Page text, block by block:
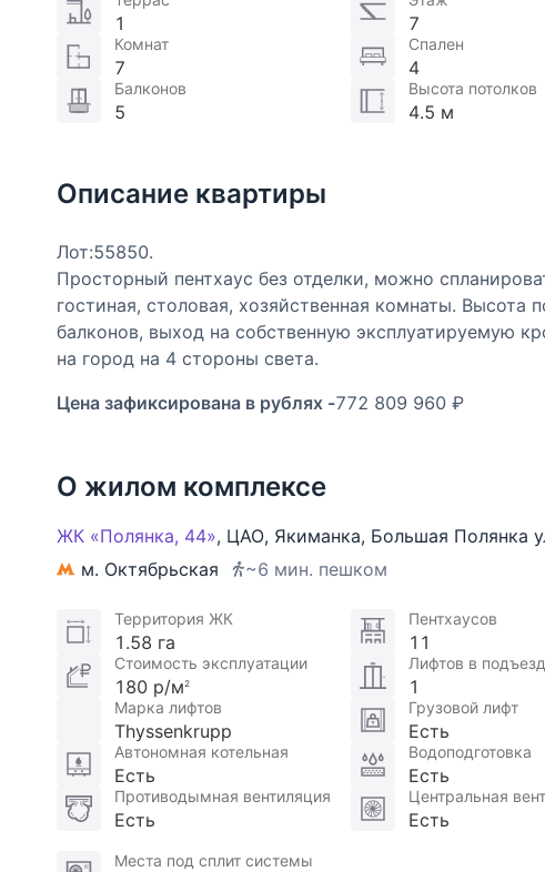
1 7
Комнат
7
Спален
4
Балконов
5
Высота потолков
4.5 м
Описание квартиры
Лот:55850.
Просторный пентхаус без отделки, можно
гостиная, столовая, хозяйственная комнаты. Высота
балконов, выход на собственную эксплуатируемую
на город на 4 стороны света.
Цена зафиксирована в рублях -772 809 960 ₽
О жилом комплексе
ЖК «Полянка, 44», ЦАО, Якиманка, Большая Полянка
м. Октябрьская
~6 мин. пешком
Территория ЖК
1.58 га
Пентхаусов
11
Стоимость эксплуатации
180 р/м 2
Лифтов в
1
Марка лифтов
Thyssenkrupp
Грузовой лифт
Есть
Автономная котельная
Есть
Водоподготовка
Есть
Противодымная вентиляция
Есть
Центральная
Есть
Места под сплит системы